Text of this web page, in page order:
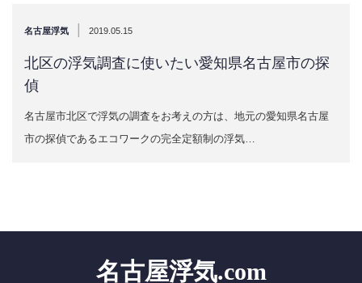
名古屋浮気 2019.05.15
北区の浮気調査に使いたい愛知県名古屋市の探
偵
名古屋市北区で浮気の調査をお考えの方は、地元の愛知県名古屋
市の探偵であるエコワークの完全定額制の浮気…
名古屋浮気.com